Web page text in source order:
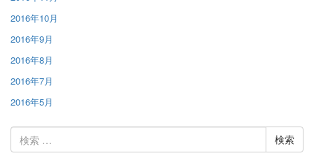
2016年10月
2016年9月
2016年8月
2016年7月
2016年5月
索: